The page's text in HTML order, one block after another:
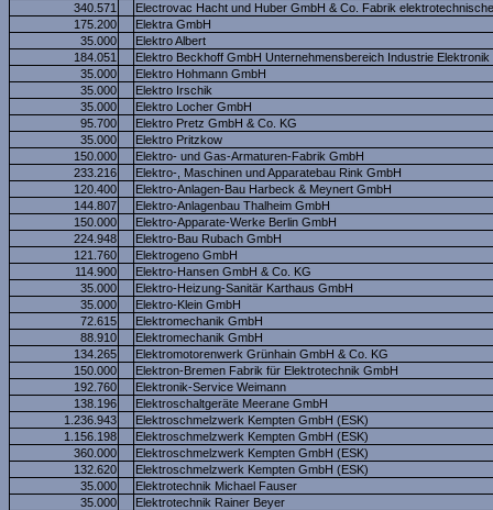
340.571
Electrovac Hacht und Huber GmbH & Co. Fabrik
175.200
Elektra GmbH
35.000
Elektro Albert
184.051
Elektro Beckhoff GmbH Unternehmensbereich Industrie Elektronik
35.000
Elektro Hohmann GmbH
35.000
Elektro Irschik
35.000
Elektro Locher GmbH
95.700
Elektro Pretz GmbH & Co. KG
35.000
Elektro Pritzkow
150.000
Elektro- und Gas-Armaturen-Fabrik GmbH
233.216
Elektro-, Maschinen und Apparatebau Rink GmbH
120.400
Elektro-Anlagen-Bau Harbeck & Meynert GmbH
144.807
Elektro-Anlagenbau Thalheim GmbH
150.000
Elektro-Apparate-Werke Berlin GmbH
224.948
Elektro-Bau Rubach GmbH
121.760
Elektrogeno GmbH
114.900
Elektro-Hansen GmbH & Co. KG
35.000
Elektro-Heizung-Sanitär Karthaus GmbH
35.000
Elektro-Klein GmbH
72.615
Elektromechanik GmbH
88.910
Elektromechanik GmbH
134.265
Elektromotorenwerk Grünhain GmbH & Co. KG
150.000
Elektron-Bremen Fabrik für Elektrotechnik GmbH
192.760
Elektronik-Service Weimann
138.196
Elektroschaltgeräte Meerane GmbH
1.236.943
Elektroschmelzwerk Kempten GmbH (ESK)
1.156.198
Elektroschmelzwerk Kempten GmbH (ESK)
360.000
Elektroschmelzwerk Kempten GmbH (ESK)
132.620
Elektroschmelzwerk Kempten GmbH (ESK)
35.000
Elektrotechnik Michael Fauser
35.000
Elektrotechnik Rainer Beyer